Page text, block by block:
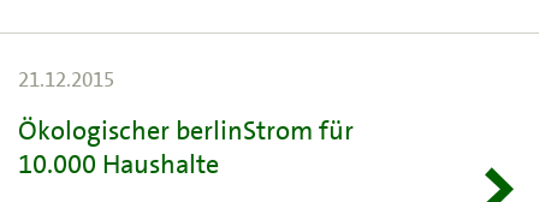
21.12.2015
Ökologischer berlinStrom für
10.000 Haushalte